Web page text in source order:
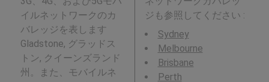
イルネットワークのカ
バレッジを表します
Gladstone, グラッドス
トン, クイーンズランド
州。また、モバイルネ
ジも参照してください :
Sydney
Melbourne
Brisbane
Perth